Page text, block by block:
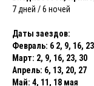
7 дней / 6 ночей
Даты заездов:
Февраль: 6 2, 9, 16, 23
Март: 2, 9, 16, 23, 30
Апрель: 6, 13, 20, 27
Май: 4, 11, 18 мая